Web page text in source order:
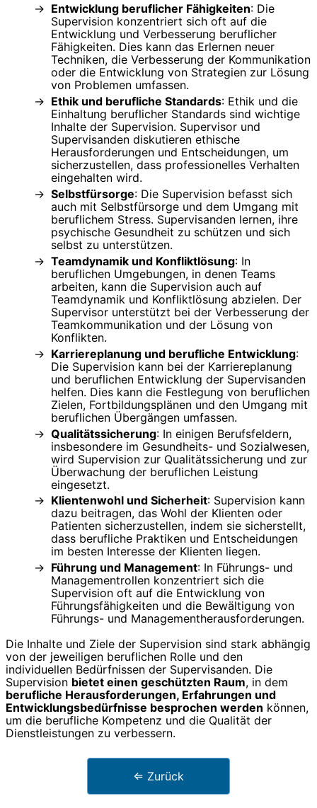
Entwicklung beruflicher Fähigkeiten: Die
Supervision konzentriert sich oft auf die
Entwicklung und Verbesserung beruflicher
Fähigkeiten. Dies kann das Erlernen neuer
Techniken, die Verbesserung der Kommunikation
oder die Entwicklung von Strategien zur Lösung
von Problemen umfassen.
Ethik und berufliche Standards: Ethik und die
Einhaltung beruflicher Standards sind wichtige
Inhalte der Supervision. Supervisor und
Supervisanden diskutieren ethische
Herausforderungen und Entscheidungen, um
sicherzustellen, dass professionelles Verhalten
eingehalten wird.
Selbstfürsorge: Die Supervision befasst sich
auch mit Selbstfürsorge und dem Umgang mit
beruflichem Stress. Supervisanden lernen, ihre
psychische Gesundheit zu schützen und sich
selbst zu unterstützen.
Teamdynamik und Konfliktlösung: In
beruflichen Umgebungen, in denen Teams
arbeiten, kann die Supervision auch auf
Teamdynamik und Konfliktlösung abzielen. Der
Supervisor unterstützt bei der Verbesserung der
Teamkommunikation und der Lösung von
Konflikten.
Karriereplanung und berufliche Entwicklung:
Die Supervision kann bei der Karriereplanung
und beruflichen Entwicklung der Supervisanden
helfen. Dies kann die Festlegung von beruflichen
Zielen, Fortbildungsplänen und den Umgang mit
beruflichen Übergängen umfassen.
Qualitätssicherung: In einigen Berufsfeldern,
insbesondere im Gesundheits- und Sozialwesen,
wird Supervision zur Qualitätssicherung und zur
Überwachung der beruflichen Leistung
eingesetzt.
Klientenwohl und Sicherheit: Supervision kann
dazu beitragen, das Wohl der Klienten oder
Patienten sicherzustellen, indem sie sicherstellt,
dass berufliche Praktiken und Entscheidungen
im besten Interesse der Klienten liegen.
Führung und Management: In Führungs- und
Managementrollen konzentriert sich die
Supervision oft auf die Entwicklung von
Führungsfähigkeiten und die Bewältigung von
Führungs- und Managementherausforderungen.
Die Inhalte und Ziele der Supervision sind stark abhängig
von der jeweiligen beruflichen Rolle und den
individuellen Bedürfnissen der Supervisanden. Die
Supervision bietet einen geschützten Raum, in dem
berufliche Herausforderungen, Erfahrungen und
Entwicklungsbedürfnisse besprochen werden können,
um die berufliche Kompetenz und die Qualität der
Dienstleistungen zu verbessern.
⇐ Zurück